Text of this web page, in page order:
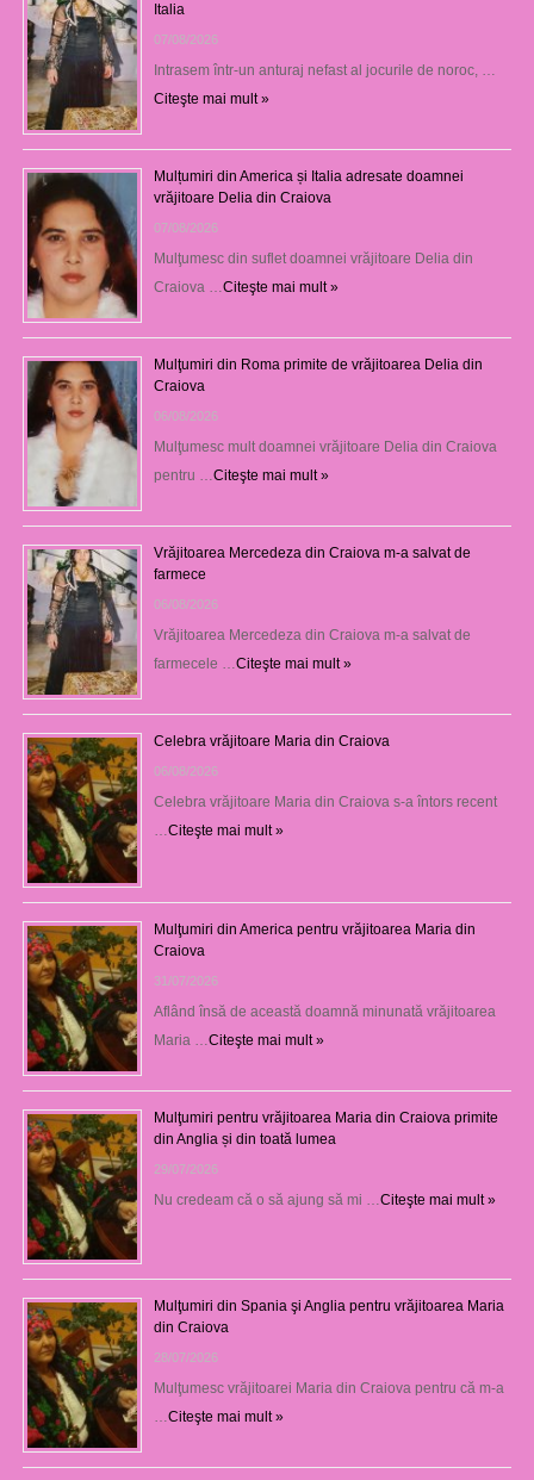
Italia
07/08/2026
Intrasem într-un anturaj nefast al jocurile de noroc, …
Citeşte mai mult »
Mulțumiri din America și Italia adresate doamnei
vrăjitoare Delia din Craiova
07/08/2026
Mulţumesc din suflet doamnei vrăjitoare Delia din
Craiova …Citeşte mai mult »
Mulţumiri din Roma primite de vrăjitoarea Delia din
Craiova
06/08/2026
Mulţumesc mult doamnei vrăjitoare Delia din Craiova
pentru …Citeşte mai mult »
Vrăjitoarea Mercedeza din Craiova m-a salvat de
farmece
06/08/2026
Vrăjitoarea Mercedeza din Craiova m-a salvat de
farmecele …Citeşte mai mult »
Celebra vrăjitoare Maria din Craiova
06/08/2026
Celebra vrăjitoare Maria din Craiova s-a întors recent
…Citeşte mai mult »
Mulţumiri din America pentru vrăjitoarea Maria din
Craiova
31/07/2026
Aflând însă de această doamnă minunată vrăjitoarea
Maria …Citeşte mai mult »
Mulţumiri pentru vrăjitoarea Maria din Craiova primite
din Anglia și din toată lumea
29/07/2026
Nu credeam că o să ajung să mi …Citeşte mai mult »
Mulţumiri din Spania şi Anglia pentru vrăjitoarea Maria
din Craiova
28/07/2026
Mulţumesc vrăjitoarei Maria din Craiova pentru că m-a
…Citeşte mai mult »